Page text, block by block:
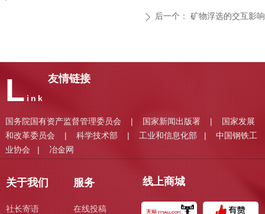
ꄲ 后一个： 矿物浮选的交互影响
关于我们
社长寄语
服务
在线投稿
线上商城
国务院国有资产监督管理委员会 | 国家新闻出版署 | 国家发展
和改革委员会 | 科学技术部 | 工业和信息化部 | 中国钢铁工
业协会 | 冶金网
L ink
友情链接